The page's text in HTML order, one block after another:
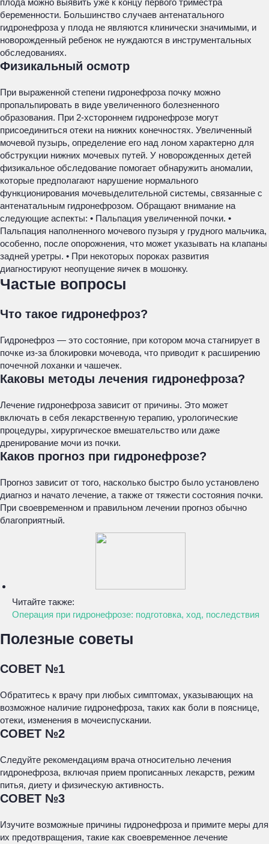
плода можно выявить уже к концу первого триместра
беременности. Большинство случаев антенатального
гидронефроза у плода не являются клинически значимыми, и
новорожденный ребенок не нуждаются в инструментальных
обследованиях.
Физикальный осмотр
При выраженной степени гидронефроза почку можно
пропальпировать в виде увеличенного болезненного
образования. При 2-хстороннем гидронефрозе могут
присоединиться отеки на нижних конечностях. Увеличенный
мочевой пузырь, определение его над лоном характерно для
обструкции нижних мочевых путей. У новорожденных детей
физикальное обследование помогает обнаружить аномалии,
которые предполагают нарушение нормального
функционирования мочевыделительной системы, связанные с
антенатальным гидронефрозом. Обращают внимание на
следующие аспекты: • Пальпация увеличенной почки. •
Пальпация наполненного мочевого пузыря у грудного мальчика,
особенно, после опорожнения, что может указывать на клапаны
задней уретры. • При некоторых пороках развития
диагностируют неопущение яичек в мошонку.
Частые вопросы
Что такое гидронефроз?
Гидронефроз — это состояние, при котором моча стагнирует в
почке из-за блокировки мочевода, что приводит к расширению
почечной лоханки и чашечек.
Каковы методы лечения гидронефроза?
Лечение гидронефроза зависит от причины. Это может
включать в себя лекарственную терапию, урологические
процедуры, хирургическое вмешательство или даже
дренирование мочи из почки.
Каков прогноз при гидронефрозе?
Прогноз зависит от того, насколько быстро было установлено
диагноз и начато лечение, а также от тяжести состояния почки.
При своевременном и правильном лечении прогноз обычно
благоприятный.
Читайте также:
Операция при гидронефрозе: подготовка, ход, последствия
Полезные советы
СОВЕТ №1
Обратитесь к врачу при любых симптомах, указывающих на
возможное наличие гидронефроза, таких как боли в пояснице,
отеки, изменения в мочеиспускании.
СОВЕТ №2
Следуйте рекомендациям врача относительно лечения
гидронефроза, включая прием прописанных лекарств, режим
питья, диету и физическую активность.
СОВЕТ №3
Изучите возможные причины гидронефроза и примите меры для
их предотвращения, такие как своевременное лечение